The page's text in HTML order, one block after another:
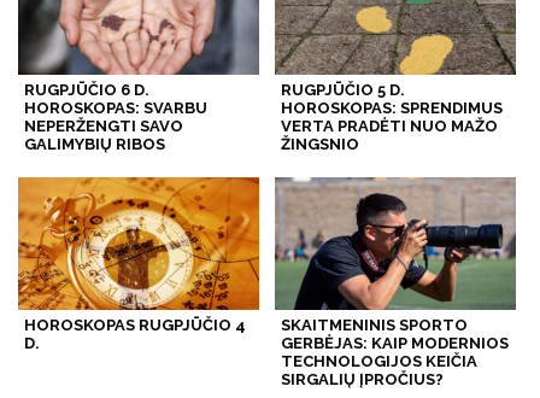
RUGPJŪČIO 6 D.
HOROSKOPAS: SVARBU
NEPERŽENGTI SAVO
GALIMYBIŲ RIBOS
RUGPJŪČIO 5 D.
HOROSKOPAS: SPRENDIMUS
VERTA PRADĖTI NUO MAŽO
ŽINGSNIO
HOROSKOPAS RUGPJŪČIO 4
D.
SKAITMENINIS SPORTO
GERBĖJAS: KAIP MODERNIOS
TECHNOLOGIJOS KEIČIA
SIRGALIŲ ĮPROČIUS?